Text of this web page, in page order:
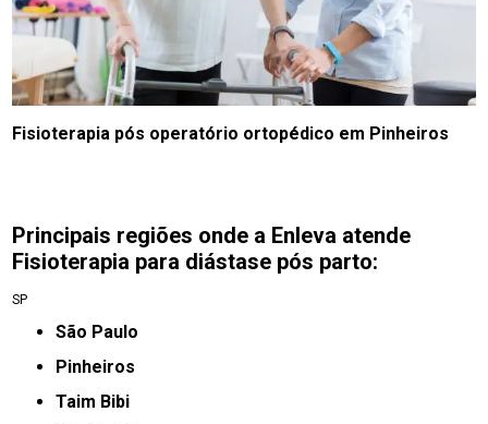
Fisioterapia pós operatório ortopédico em Pinheiros
Principais regiões onde a Enleva atende
Fisioterapia para diástase pós parto:
SP
São Paulo
Pinheiros
taim Bibi